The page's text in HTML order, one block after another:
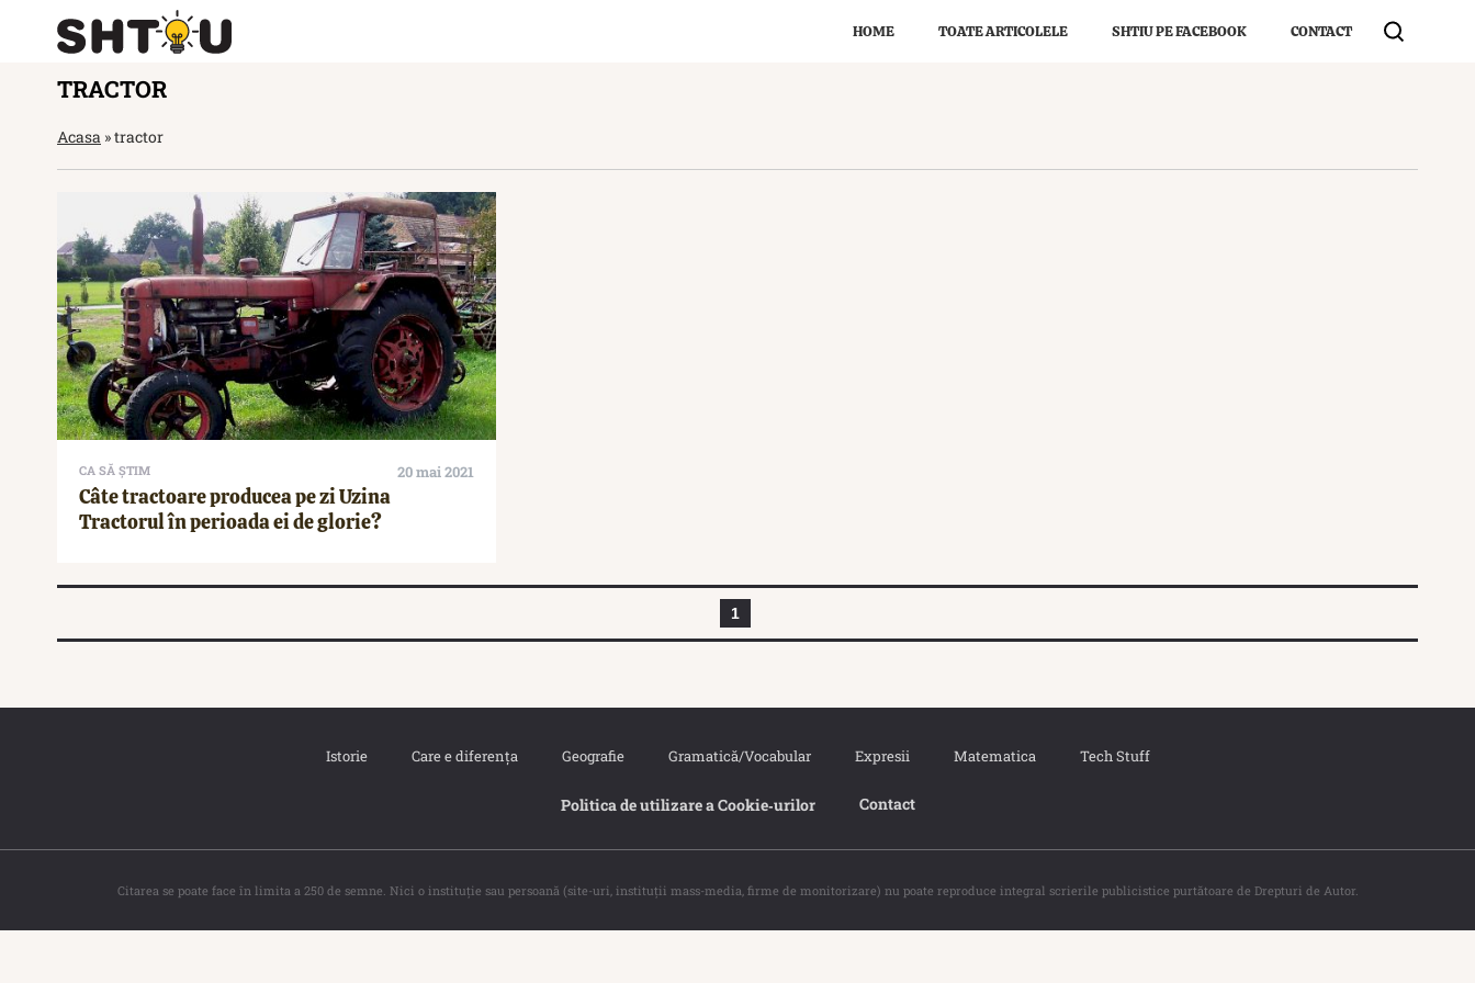
HOME TOATE ARTICOLELE SHTIU PE FACEBOOK CONTACT
TRACTOR
Acasa »tractor
CA SĂ ȘTIM 20 mai 2021
Câte tractoare producea pe zi Uzina
Tractorul în perioada ei de glorie?
1
Istorie Care e diferența Geografie Gramatică/Vocabular Expresii Matematica Tech Stuff
Politica de utilizare a Cookie‐urilor Contact
Citarea se poate face în limita a 250 de semne. Nici o instituţie sau persoană (site-uri, instituţii mass-media, firme de monitorizare) nu poate reproduce integral scrierile publicistice purtătoare de Drepturi de Autor.